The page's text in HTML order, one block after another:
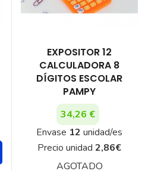
EXPOSITOR 12
CALCULADORA 8
DÍGITOS ESCOLAR
PAMPY
34,26 €
Envase 12 unidad/es
Precio unidad 2,86€
AGOTADO